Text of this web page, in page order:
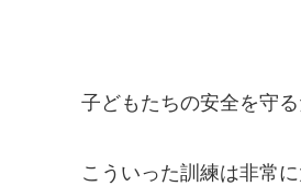
子どもたちの安全を守る
こういった訓練は非常に